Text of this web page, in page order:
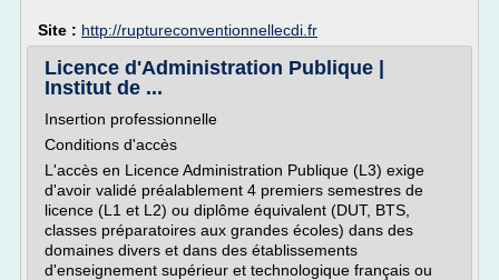
Site : http://ruptureconventionnellecdi.fr
Licence d'Administration Publique |
Institut de ...
Insertion professionnelle
Conditions d'accès
L'accès en Licence Administration Publique (L3) exige
d'avoir validé préalablement 4 premiers semestres de
licence (L1 et L2) ou diplôme équivalent (DUT, BTS,
classes préparatoires aux grandes écoles) dans des
domaines divers et dans des établissements
d'enseignement supérieur et technologique français ou